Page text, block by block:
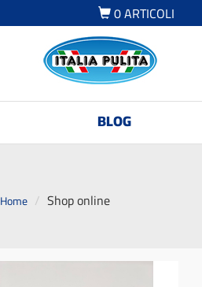
0ARTICOLI
BLOG
Home Shop online